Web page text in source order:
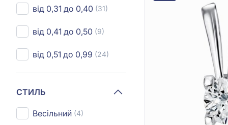
від 0,31 до 0,40 (31)
від 0,41 до 0,50 (9)
від 0,51 до 0,99 (24)
СТИЛЬ
Весільний (4)